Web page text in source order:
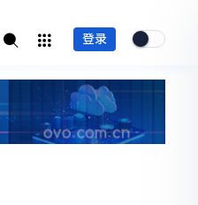
登录